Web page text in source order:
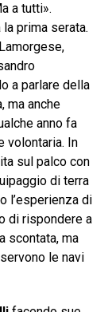
a tutti».
prima serata.
a parlare della
ma anche
anno fa
volontaria. In
sul palco con
di terra
l’esperienza di
di rispondere a
scontata, ma
le navi